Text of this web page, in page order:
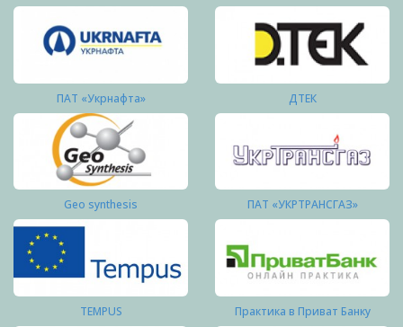
ПАТ «Укрнафта» ДТЕК
Geo synthesis ПАТ «УКРТРАНСГАЗ»
TEMPUS Практика в Приват Банку